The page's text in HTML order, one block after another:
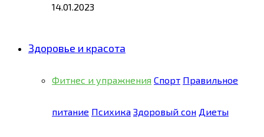
14.01.2023
Здоровье и красота
Фитнес и упражнения Спорт Правильное
питание Психика Здоровый сон Диеты